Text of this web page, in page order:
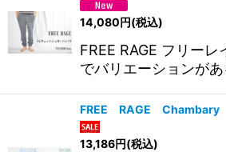
14,080円(税込)
FREE RAGE フリー
でバリエーションが
FREE RAGE
13,186円(税込)